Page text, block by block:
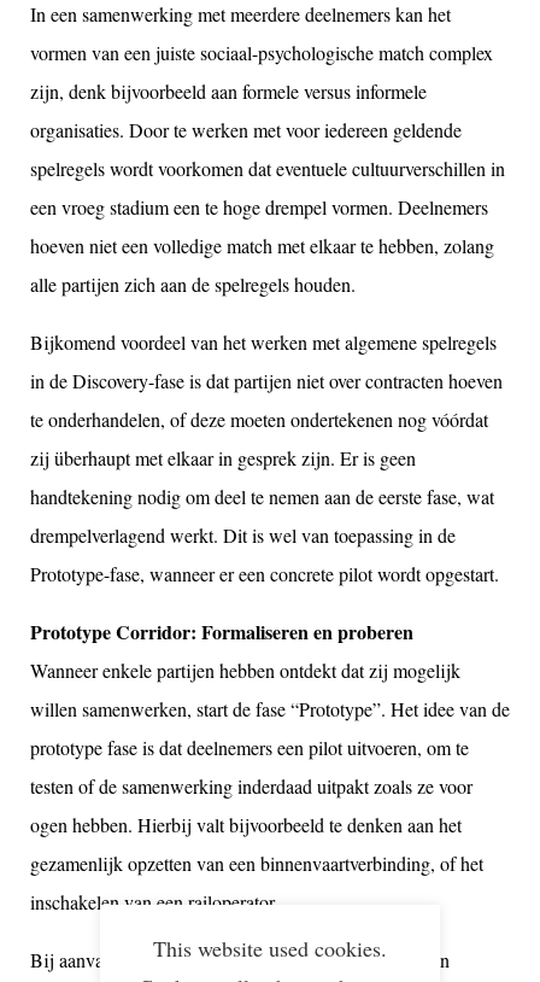
In een samenwerking met meerdere deelnemers kan het
vormen van een juiste sociaal-psychologische match complex
zijn, denk bijvoorbeeld aan formele versus informele
organisaties. Door te werken met voor iedereen geldende
spelregels wordt voorkomen dat eventuele cultuurverschillen in
een vroeg stadium een te hoge drempel vormen. Deelnemers
hoeven niet een volledige match met elkaar te hebben, zolang
alle partijen zich aan de spelregels houden.
Bijkomend voordeel van het werken met algemene spelregels
in de Discovery-fase is dat partijen niet over contracten hoeven
te onderhandelen, of deze moeten ondertekenen nog vóórdat
zij überhaupt met elkaar in gesprek zijn. Er is geen
handtekening nodig om deel te nemen aan de eerste fase, wat
drempelverlagend werkt. Dit is wel van toepassing in de
Prototype-fase, wanneer er een concrete pilot wordt opgestart.
Prototype Corridor: Formaliseren en proberen
Wanneer enkele partijen hebben ontdekt dat zij mogelijk
willen samenwerken, start de fase “Prototype”. Het idee van de
prototype fase is dat deelnemers een pilot uitvoeren, om te
testen of de samenwerking inderdaad uitpakt zoals ze voor
ogen hebben. Hierbij valt bijvoorbeeld te denken aan het
gezamenlijk opzetten van een binnenvaartverbinding, of het
inschakelen van een railoperator.
Bij aanvang van de Prototype fase tekenen partijen een
This website used cookies.